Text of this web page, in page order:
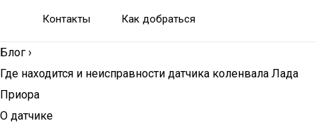
Контакты Как добраться
Блог ›
Где находится и неисправности датчика коленвала Лада
Приора
О датчике